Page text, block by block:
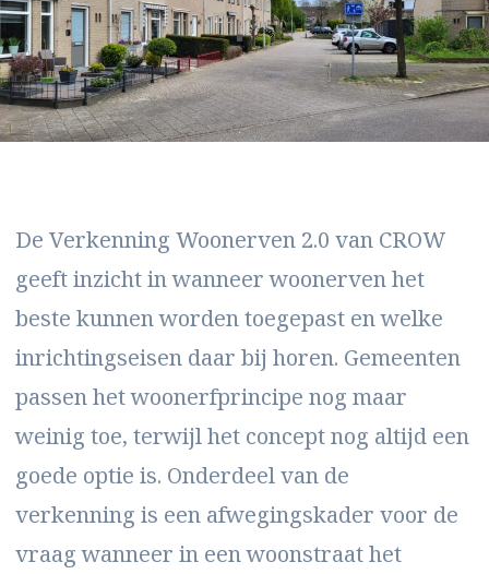
De Verkenning Woonerven 2.0 van CROW
geeft inzicht in wanneer woonerven het
beste kunnen worden toegepast en welke
inrichtingseisen daar bij horen. Gemeenten
passen het woonerfprincipe nog maar
weinig toe, terwijl het concept nog altijd een
goede optie is. Onderdeel van de
verkenning is een afwegingskader voor de
vraag wanneer in een woonstraat het